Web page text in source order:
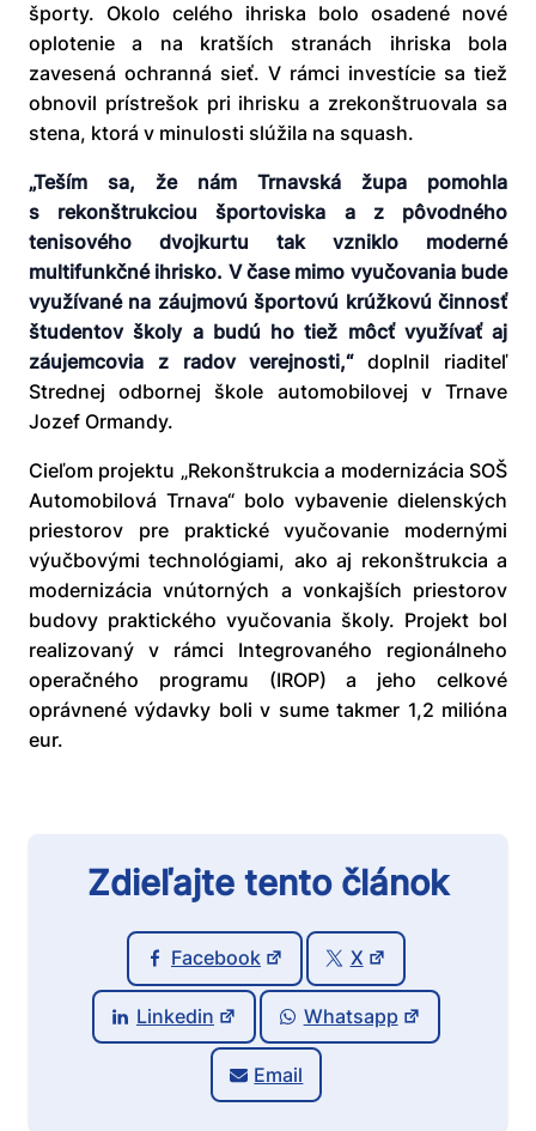
športy. Okolo celého ihriska bolo osadené nové
oplotenie a na kratších stranách ihriska bola
zavesená ochranná sieť. V rámci investície sa tiež
obnovil prístrešok pri ihrisku a zrekonštruovala sa
stena, ktorá v minulosti slúžila na squash.
„Teším sa, že nám Trnavská župa pomohla
s rekonštrukciou športoviska a z pôvodného
tenisového dvojkurtu tak vzniklo moderné
multifunkčné ihrisko. V čase mimo vyučovania bude
využívané na záujmovú športovú krúžkovú činnosť
študentov školy a budú ho tiež môcť využívať aj
záujemcovia z radov verejnosti,“doplnil riaditeľ
Strednej odbornej škole automobilovej v Trnave
Jozef Ormandy.
Cieľom projektu „Rekonštrukcia a modernizácia SOŠ
Automobilová Trnava“ bolo vybavenie dielenských
priestorov pre praktické vyučovanie modernými
výučbovými technológiami, ako aj rekonštrukcia a
modernizácia vnútorných a vonkajších priestorov
budovy praktického vyučovania školy. Projekt bol
realizovaný v rámci Integrovaného regionálneho
operačného programu (IROP) a jeho celkové
oprávnené výdavky boli v sume takmer 1,2 milióna
eur.
Zdieľajte tento článok
Facebook X
Linkedin Whatsapp
Email